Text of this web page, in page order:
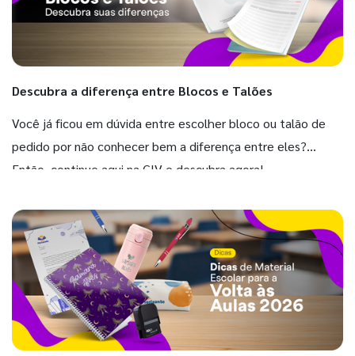
Descubra a diferença entre Blocos e Talões
Você já ficou em dúvida entre escolher bloco ou talão de
pedido por não conhecer bem a diferença entre eles?
Então, continue aqui na GIV e descubra agora!